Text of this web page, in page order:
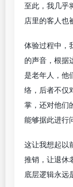
至此，我几乎
店里的客人也
体验过程中，
的声音，根据
是老年人，他
络，后者不仅
掌，还对他们
能够据此进行
这让我想起以
推销，让退休
底层逻辑永远